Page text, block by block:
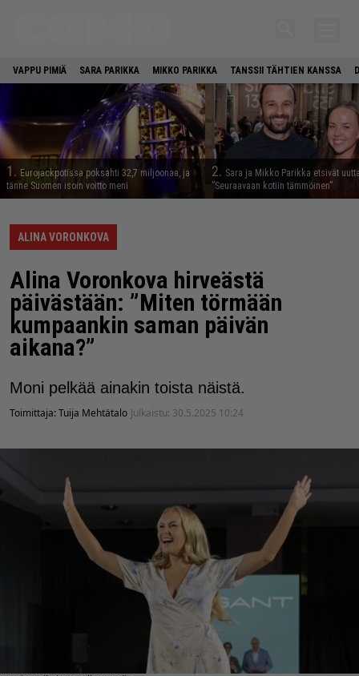
VAPPU PIMIÄ SARA PARIKKA MIKKO PARIKKA TANSSII TÄHTIEN KANSSA
1. Eurojackpotissa poksahti 32,7 miljoonaa, ja
tänne Suomen isoin voitto meni
2. Sara ja Mikko Parikka etsivät
”Seuraavaan kotiin tämmöinen”
ALINA VORONKOVA
Alina Voronkova hirveästä
päivästään: ”Miten törmään
kumpaankin saman päivän
aikana?”
Moni pelkää ainakin toista näistä.
Toimittaja:Tuija Mehtätalo Julkaistu: 30.5.2025 10:24